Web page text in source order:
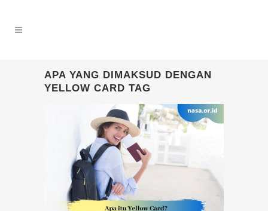
APA YANG DIMAKSUD DENGAN
YELLOW CARD TAG